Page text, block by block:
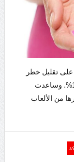
تقليل خطر
الإصابة بسرطان الثدي لدى النساء بنسبة 10%. وساعدت
من الألعاب